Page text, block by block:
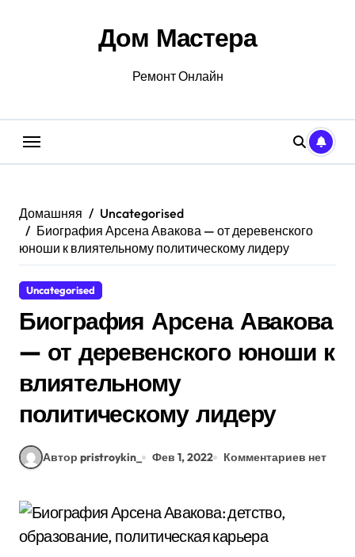
Дом Мастера
Ремонт Онлайн
Домашняя
Uncategorised
Биография Арсена Авакова — от деревенского
юноши к влиятельному политическому лидеру
Uncategorised
Биография Арсена Авакова
— от деревенского юноши к
влиятельному
политическому лидеру
Автор pristroykin_ Фев 1, 2022 Комментариев нет